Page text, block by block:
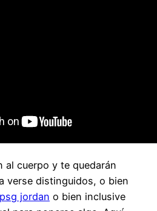
al cuerpo y te quedarán
verse distinguidos, o bien
jordan o bien inclusive